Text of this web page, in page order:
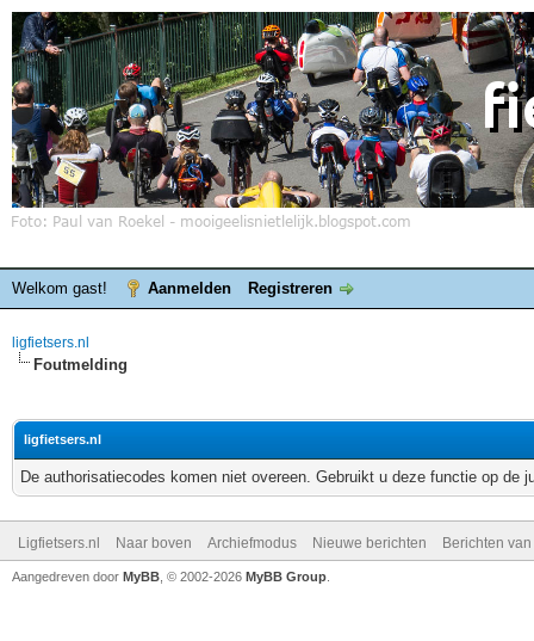
Welkom gast! Aanmelden Registreren
ligfietsers.nl
Foutmelding
ligfietsers.nl
De authorisatiecodes komen niet overeen. Gebruikt u deze functie op de
Ligfietsers.nl Naar boven Archiefmodus Nieuwe berichten Berichten
Aangedreven door MyBB , © 2002-2026 MyBB Group